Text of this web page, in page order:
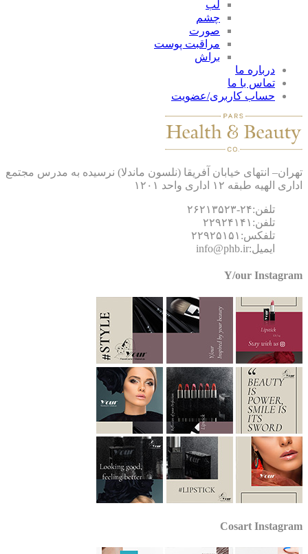
لب
چشم
صورت
مراقبت پوست
براش
درباره ما
تماس با ما
حساب کاربری/عضویت
انتهای خیابان آفریقا (نلسون ماندلا) نرسیده به مدرس مجتمع
الهیه طبقه ۱۲ اداری واحد ۱۲۰۱
تلفن:۲۴-۲۶۲۱۳۵۲۳
تلفن:۲۲۹۲۴۱۴۱
تلفکس:۲۲۹۲۵۱۵۱
ایمیل:info@phb.ir
Y/our
Cosart